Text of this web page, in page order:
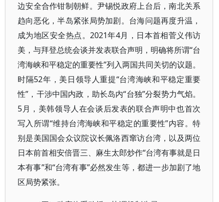
边安全合作钳制朝鲜。尹锡悦政府上台后，南北关系
趋向恶化，半岛紧张局势加剧。台海问题再度升温，
成为地区安全热点。2021年4月，日本首相菅义伟访
美，与拜登总统会谈并发表联合声明，明确将所谓“台
湾海峡和平稳定的重要性”列入两国共同关切的议题。
时隔52年，美日领导人重提“台湾海峡和平稳定重要
性”，干涉中国内政，助长岛内“台独”分裂势力气焰。
5月，美韩领导人在会谈后发表的联合声明中也首次
写入所谓“维持台湾海峡和平稳定的重要性”内容。特
别是美国国会众议院议长佩洛西窜访台湾，以及两位
日本前首相安倍晋三、麻生太郎炒作“台湾有事就是日
本有事”和“台湾有事”必然发生等，都进一步加剧了地
区局势紧张。